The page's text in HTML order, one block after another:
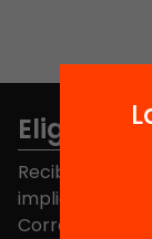
Elige
Recibe
implicarte.
Correo